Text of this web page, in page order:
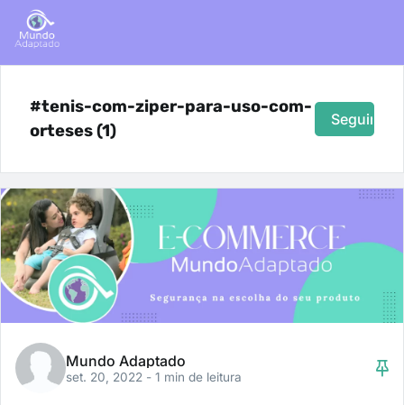
#tenis-com-ziper-para-uso-com-
orteses (1)
Seguir
Mundo Adaptado
set. 20, 2022 - 1 min de leitura